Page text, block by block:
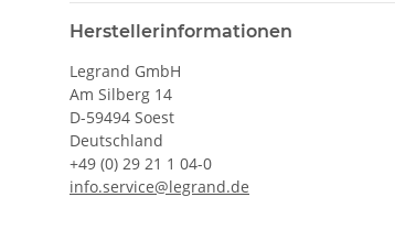
Herstellerinformationen
Legrand GmbH
Am Silberg 14
D-59494 Soest
Deutschland
+49 (0) 29 21 1 04-0
info.service@legrand.de